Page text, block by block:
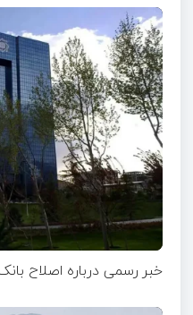
خبر رسمی درباره اصلاح